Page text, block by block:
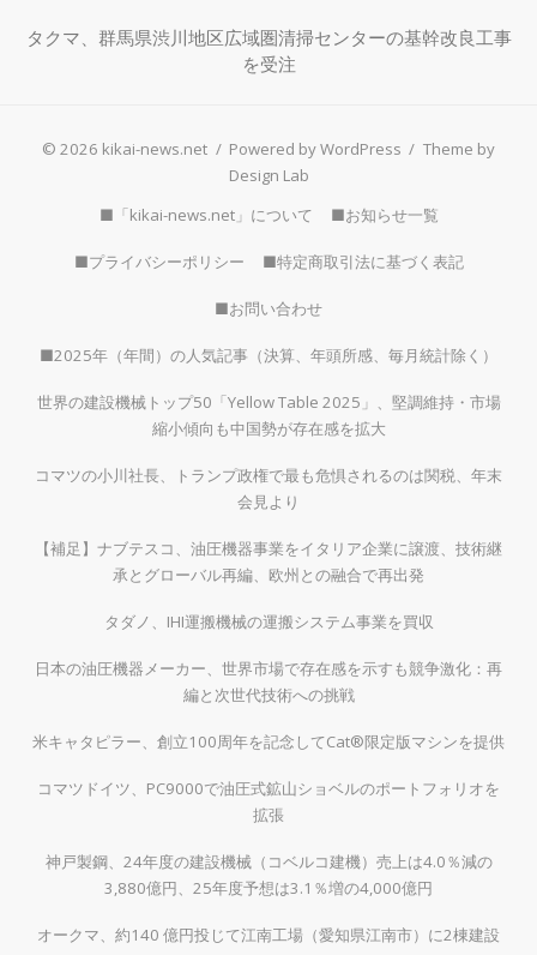
タクマ、群馬県渋川地区広域圏清掃センターの基幹改良工事
を受注
© 2026 kikai-news.net / Powered by WordPress / Theme by
Design Lab
■「kikai-news.net」について
■お知らせ一覧
■プライバシーポリシー ■特定商取引法に基づく表記
■お問い合わせ
■2025年（年間）の人気記事（決算、年頭所感、毎月統計除く）
世界の建設機械トップ50「Yellow Table 2025」、堅調維持・市場
縮小傾向も中国勢が存在感を拡大
コマツの小川社長、トランプ政権で最も危惧されるのは関税、年末
会見より
【補足】ナブテスコ、油圧機器事業をイタリア企業に譲渡、技術継
承とグローバル再編、欧州との融合で再出発
タダノ、IHI運搬機械の運搬システム事業を買収
日本の油圧機器メーカー、世界市場で存在感を示すも競争激化：再
編と次世代技術への挑戦
米キャタピラー、創立100周年を記念してCat®限定版マシンを提供
コマツドイツ、PC9000で油圧式鉱山ショベルのポートフォリオを
拡張
神戸製鋼、24年度の建設機械（コベルコ建機）売上は4.0％減の
3,880億円、25年度予想は3.1％増の4,000億円
オークマ、約140 億円投じて江南工場（愛知県江南市）に2棟建設